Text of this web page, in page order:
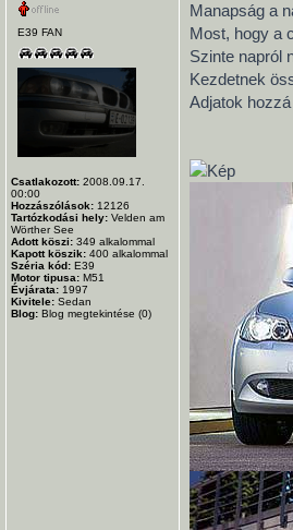
E39 FAN
Csatlakozott: 2008.09.17.
00:00
Hozzászólások: 12126
Tartózkodási hely: Velden am
Wörther See
Adott köszi: 349 alkalommal
Kapott köszik: 400 alkalommal
Széria kód: E39
Motor tipusa: M51
Évjárata: 1997
Kivitele: Sedan
Blog: Blog megtekintése (0)
Manapság a
Most, hogy a
Szinte napról
Kezdetnek
Adjatok hozzá